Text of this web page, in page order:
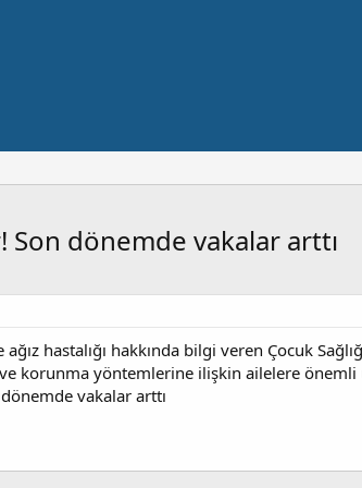
Son dönemde vakalar arttı
hastalığı hakkında bilgi veren Çocuk
korunma yöntemlerine ilişkin ailelere önemli
vakalar arttı